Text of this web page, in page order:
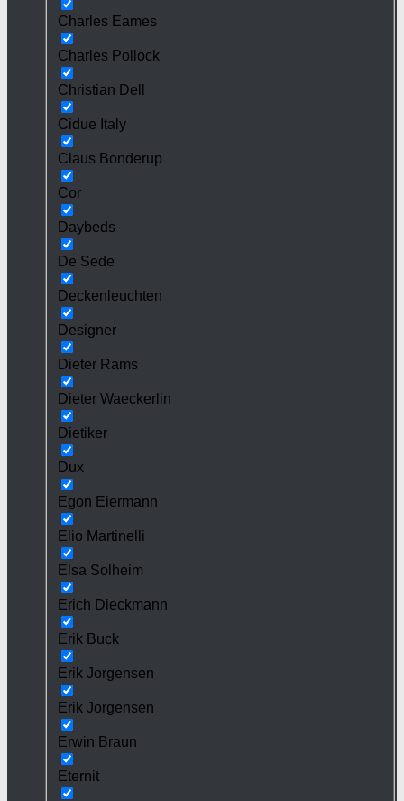
Charles Eames
Charles Pollock
Christian Dell
Cidue Italy
Claus Bonderup
Cor
Daybeds
De Sede
Deckenleuchten
Designer
Dieter Rams
Dieter Waeckerlin
Dietiker
Dux
Egon Eiermann
Elio Martinelli
Elsa Solheim
Erich Dieckmann
Erik Buck
Erik Jorgensen
Erik Jorgensen
Erwin Braun
Eternit